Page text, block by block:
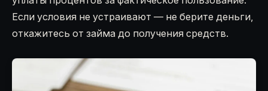
Если условия не устраивают — не берите деньги,
откажитесь от займа до получения средств.